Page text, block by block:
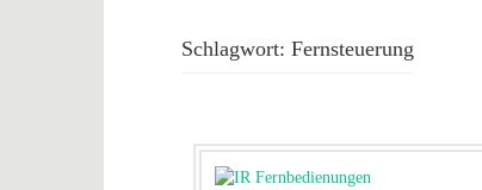
Schlagwort: Fernsteuerung